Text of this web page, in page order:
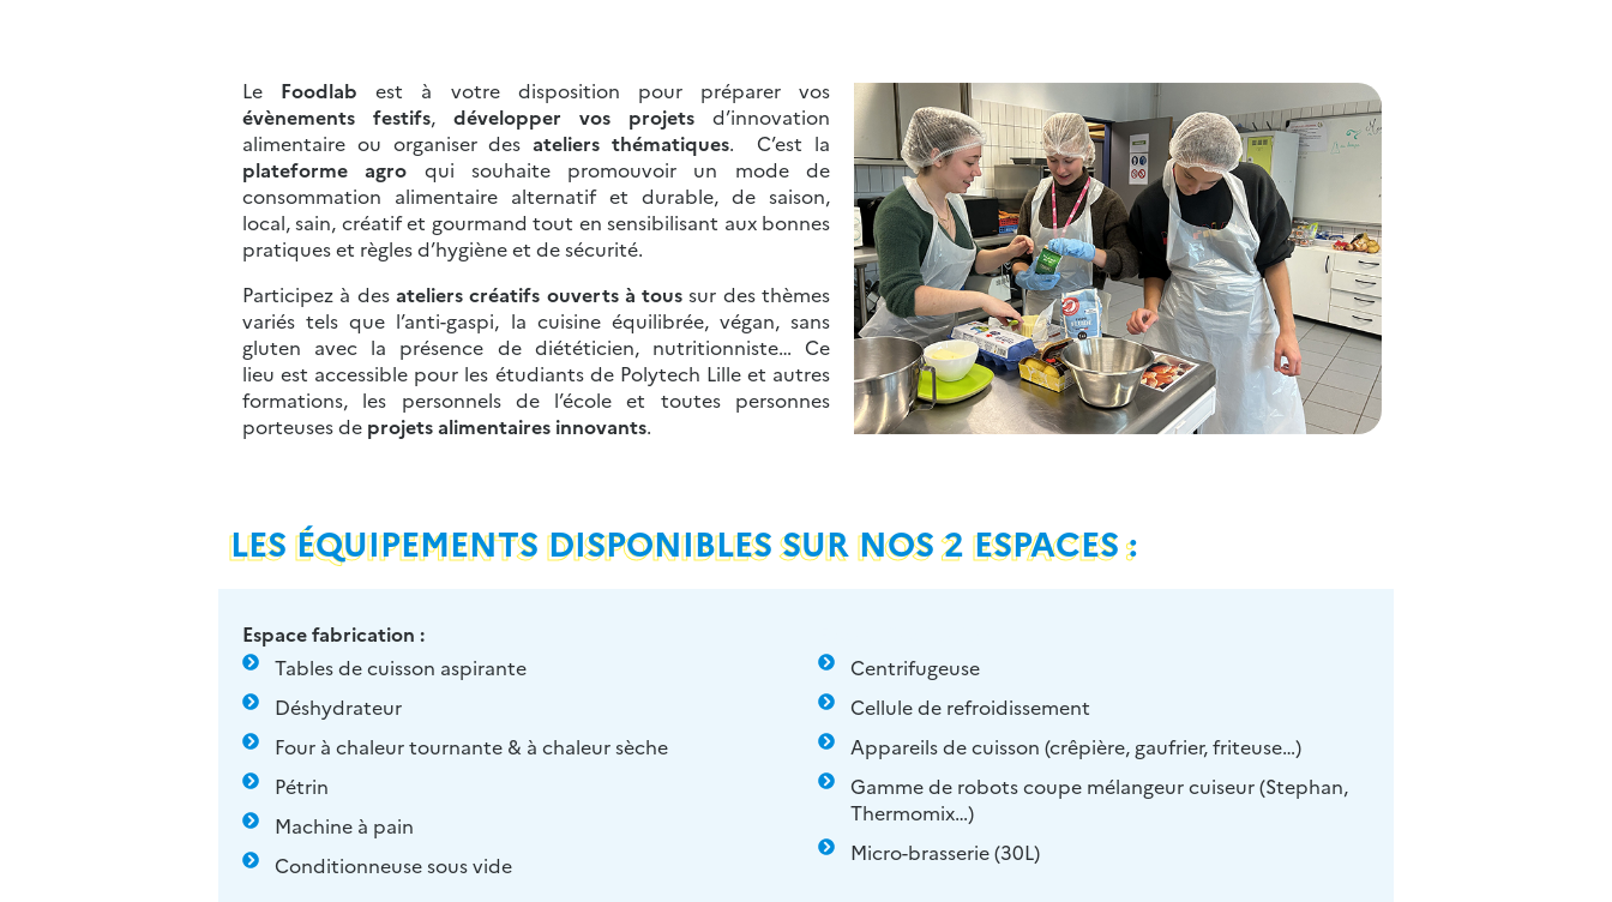
Le Foodlab est à votre disposition pour préparer vos
évènements festifs, développer vos projets d’innovation
alimentaire ou organiser des ateliers thématiques. C’est la
plateforme agro qui souhaite promouvoir un mode de
consommation alimentaire alternatif et durable, de saison,
local, sain, créatif et gourmand tout en sensibilisant aux bonnes
pratiques et règles d’hygiène et de sécurité.
Participez à des ateliers créatifs ouverts à tous sur des thèmes
variés tels que l’anti-gaspi, la cuisine équilibrée, végan, sans
gluten avec la présence de diététicien, nutritionniste… Ce
lieu est accessible pour les étudiants de Polytech Lille et autres
formations, les personnels de l’école et toutes personnes
porteuses de projets alimentaires innovants.
LES ÉQUIPEMENTS DISPONIBLES SUR NOS 2 ESPACES :
Espace fabrication :
Tables de cuisson aspirante
Déshydrateur
Four à chaleur tournante & à chaleur sèche
Pétrin
Machine à pain
Conditionneuse sous vide
Centrifugeuse
Cellule de refroidissement
Appareils de cuisson (crêpière, gaufrier, friteuse…)
Gamme de robots coupe mélangeur cuiseur (Stephan,
Thermomix…)
Micro-brasserie (30L)